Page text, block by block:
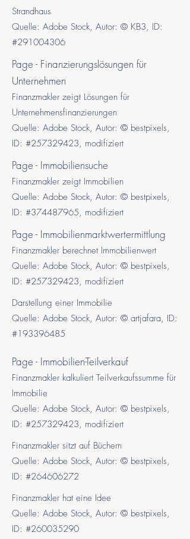
Strandhaus
Quelle: Adobe Stock, Autor: © KB3, ID:
#291004306
Page - Finanzierungslösungen für
Unternehmen
Finanzmakler zeigt Lösungen für
Unternehmensfinanzierungen
Quelle: Adobe Stock, Autor: © bestpixels,
ID: #257329423, modifiziert
Page - Immobiliensuche
Finanzmakler zeigt Immobilien
Quelle: Adobe Stock, Autor: © bestpixels,
ID: #374487965, modifiziert
Page - Immobilienmarktwertermittlung
Finanzmakler berechnet Immobilienwert
Quelle: Adobe Stock, Autor: © bestpixels,
ID: #257329423, modifiziert
Darstellung einer Immobilie
Quelle: Adobe Stock, Autor: © artjafara, ID:
#193396485
Page - Immobilien-Teilverkauf
Finanzmakler kalkuliert Teilverkaufssumme für
Immobilie
Quelle: Adobe Stock, Autor: © bestpixels,
ID: #257329423, modifiziert
Finanzmakler sitzt auf Büchern
Quelle: Adobe Stock, Autor: © bestpixels,
ID: #264606272
Finanzmakler hat eine Idee
Quelle: Adobe Stock, Autor: © bestpixels,
ID: #260035290